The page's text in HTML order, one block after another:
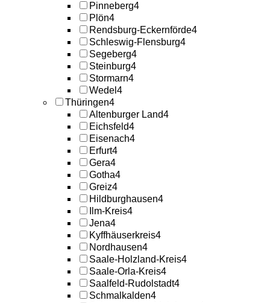
Pinneberg4
Plön4
Rendsburg-Eckernförde4
Schleswig-Flensburg4
Segeberg4
Steinburg4
Stormarn4
Wedel 4
Thüringen4
Altenburger Land4
Eichsfeld4
Eisenach4
Erfurt4
Gera4
Gotha4
Greiz4
Hildburghausen4
Ilm-Kreis4
Jena4
Kyffhäuserkreis4
Nordhausen4
Saale-Holzland-Kreis4
Saale-Orla-Kreis4
Saalfeld-Rudolstadt4
Schmalkalden4